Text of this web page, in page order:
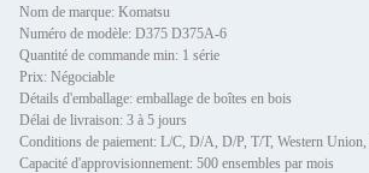
Nom de marque: Komatsu
Numéro de modèle: D375 D375A-6
Quantité de commande min: 1 série
Prix: Négociable
Détails d'emballage: emballage de boîtes en bois
Délai de livraison: 3 à 5 jours
Conditions de paiement: L/C, D/A, D/P, T/T, Western
Capacité d'approvisionnement: 500 ensembles par mois